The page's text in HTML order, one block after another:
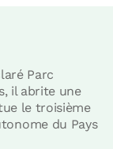
Parc
il abrite une
le troisième
du Pays